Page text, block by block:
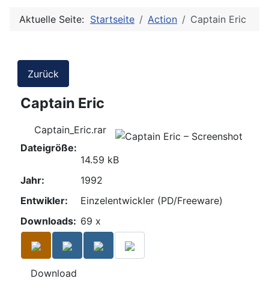
Aktuelle Seite: Startseite Action Captain Eric
Zurück
Captain Eric
Captain_Eric.rar
Dateigröße:
14.59 kB
Jahr:
1992
Entwikler:
Einzelentwickler (PD/Freeware)
Downloads: 69 x
Download